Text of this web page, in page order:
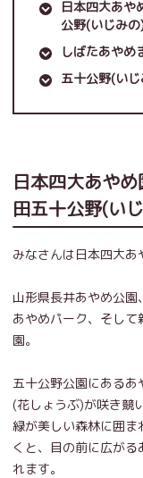
日本四大あや
公野(いじみ
しばたあやめ
五十公野(い
日本四大あや
田五十公野(い
みなさんは日本四大あ
山形県長井あやめ公
あやめパーク、そし
園。
五十公野公園にある
(花しょうぶ)が咲き競
緑が美しい森林に囲ま
くと、目の前に広が
れます。